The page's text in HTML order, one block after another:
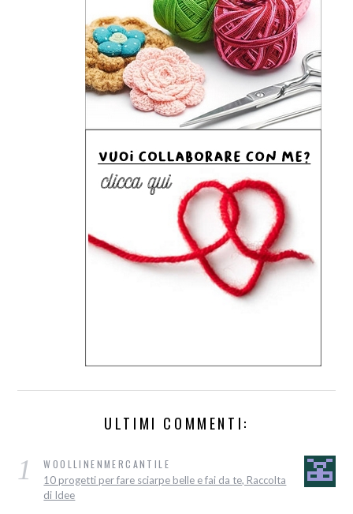
ULTIMI COMMENTI:
1 WOOLLINENMERCANTILE
10 progetti per fare sciarpe belle e fai da te, Raccolta
di Idee